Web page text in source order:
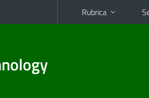
Rubrica